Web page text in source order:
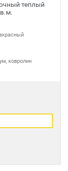
теплый
ковролин